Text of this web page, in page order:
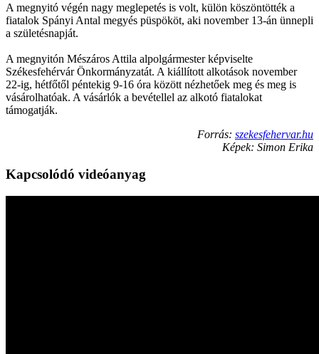
A megnyitó végén nagy meglepetés is volt, külön köszöntötték a
fiatalok Spányi Antal megyés püspököt, aki november 13-án ünnepli
a születésnapját.
A megnyitón Mészáros Attila alpolgármester képviselte
Székesfehérvár Önkormányzatát. A kiállított alkotások november
22-ig, hétfőtől péntekig 9-16 óra között nézhetőek meg és meg is
vásárolhatóak. A vásárlók a bevétellel az alkotó fiatalokat
támogatják.
Forrás: szekesfehervar.hu
Képek: Simon Erika
Kapcsolódó videóanyag